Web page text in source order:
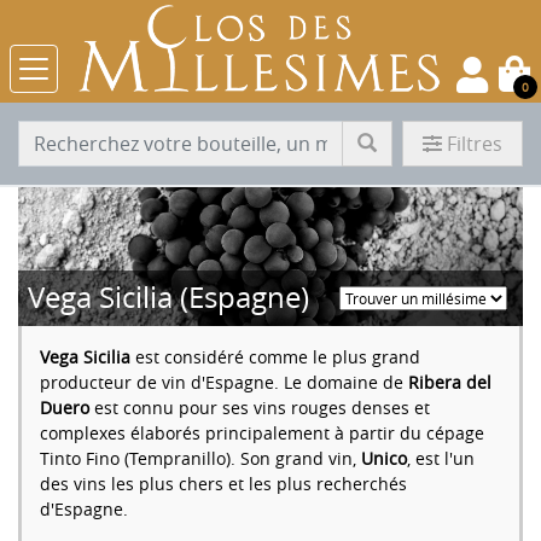
0
Filtres
Vega Sicilia (Espagne)
Vega Sicilia est considéré comme le plus grand
producteur de vin d'Espagne. Le domaine de Ribera del
Dueroest connu pour ses vins rouges denses et
complexes élaborés principalement à partir du cépage
Tinto Fino (Tempranillo). Son grand vin, Unico, est l'un
des vins les plus chers et les plus recherchés
d'Espagne.